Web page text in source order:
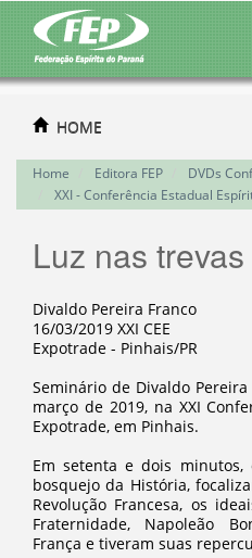
HOME
Home Editora FEP
DVDs
XXI - Conferência Estadual
Luz nas trevas
Divaldo Pereira Franco
16/03/2019 XXI CEE
Expotrade - Pinhais/PR
Seminário de Divaldo
março de 2019, na XXI
Expotrade, em Pinhais.
Em setenta e dois
bosquejo da História,
Revolução Francesa, os
Fraternidade, Napoleão
França e tiveram suas